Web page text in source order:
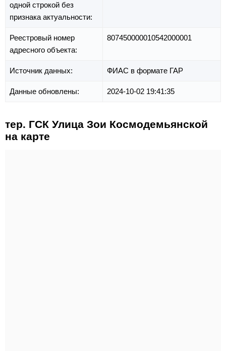
одной строкой без
признака актуальности:
Реестровый номер
адресного объекта:
807450000010542000001
Источник данных: ФИАС в формате ГАР
Данные обновлены: 2024-10-02 19:41:35
тер. ГСК Улица Зои Космодемьянской
на карте